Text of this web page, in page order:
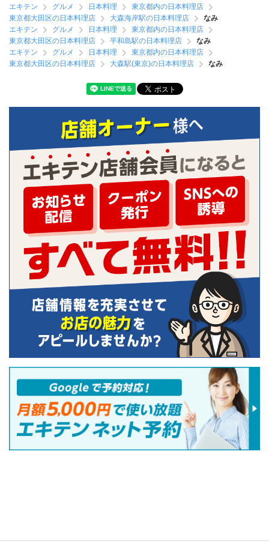
エキテン グルメ 日本料理
東京都内の日本料理店
東京都大田区の日本料理店
大森海岸駅の日本料理店
なみ
エキテン
グルメ 日本料理
東京都内の日本料理店
東京都大田区の日本料理店
平和島駅の日本料理店
なみ
エキテン
グルメ 日本料理
東京都内の日本料理店
東京都大田区の日本料理店
大森駅(東京)の日本料理店 なみ